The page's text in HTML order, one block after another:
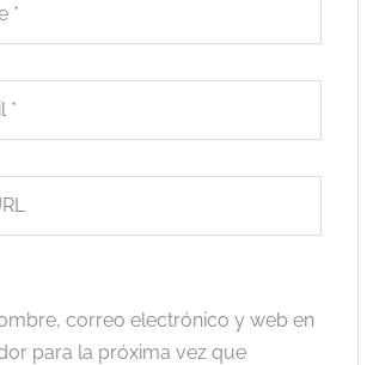
correo electrónico y web en
para la próxima vez que